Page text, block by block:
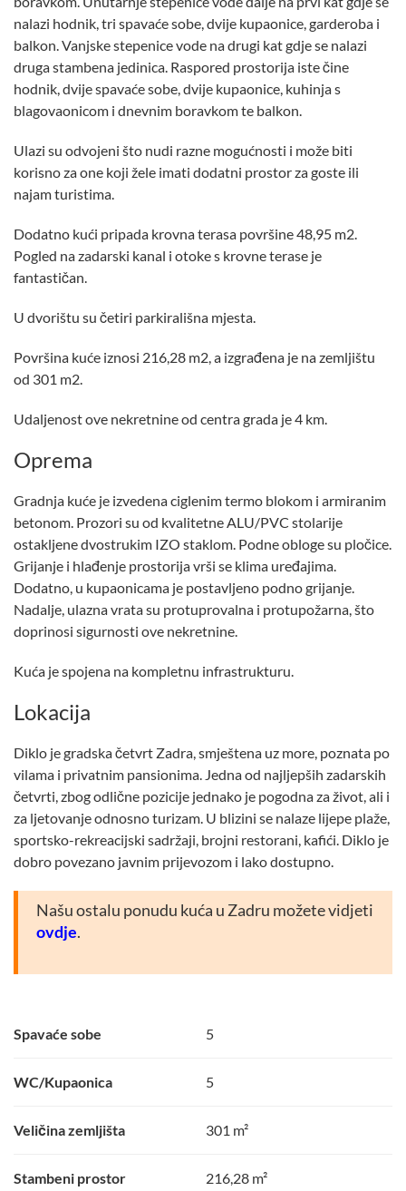
nalazi hodnik, tri spavaće sobe, dvije kupaonice, garderoba i
balkon. Vanjske stepenice vode na drugi kat gdje se nalazi
druga stambena jedinica. Raspored prostorija iste čine
hodnik, dvije spavaće sobe, dvije kupaonice, kuhinja s
blagovaonicom i dnevnim boravkom te balkon.
Ulazi su odvojeni što nudi razne mogućnosti i može biti
korisno za one koji žele imati dodatni prostor za goste ili
najam turistima.
Dodatno kući pripada krovna terasa površine 48,95 m2.
Pogled na zadarski kanal i otoke s krovne terase je
fantastičan.
U dvorištu su četiri parkirališna mjesta.
Površina kuće iznosi 216,28 m2, a izgrađena je na zemljištu
od 301 m2.
Udaljenost ove nekretnine od centra grada je 4 km.
Oprema
Gradnja kuće je izvedena ciglenim termo blokom i armiranim
betonom. Prozori su od kvalitetne ALU/PVC stolarije
ostakljene dvostrukim IZO staklom. Podne obloge su pločice.
Grijanje i hlađenje prostorija vrši se klima uređajima.
Dodatno, u kupaonicama je postavljeno podno grijanje.
Nadalje, ulazna vrata su protuprovalna i protupožarna, što
doprinosi sigurnosti ove nekretnine.
Kuća je spojena na kompletnu infrastrukturu.
Lokacija
Diklo je gradska četvrt Zadra, smještena uz more, poznata po
vilama i privatnim pansionima. Jedna od najljepših zadarskih
četvrti, zbog odlične pozicije jednako je pogodna za život, ali i
za ljetovanje odnosno turizam. U blizini se nalaze lijepe plaže,
sportsko-rekreacijski sadržaji, brojni restorani, kafići. Diklo je
dobro povezano javnim prijevozom i lako dostupno.
Našu ostalu ponudu kuća u Zadru možete vidjeti
ovdje.
Spavaće sobe 5
WC/Kupaonica 5
Veličina zemljišta 301 m²
Stambeni prostor 216,28 m²